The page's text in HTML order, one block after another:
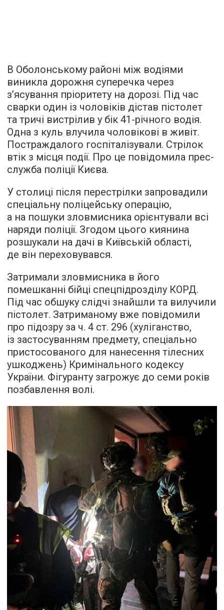
В Оболонському районі між водіями
виникла дорожня суперечка через
з’ясування пріоритету на дорозі. Під час
сварки один із чоловіків дістав пістолет
та тричі вистрілив у бік 41-річного водія.
Одна з куль влучила чоловікові в живіт.
Постраждалого госпіталізували. Стрілок
втік з місця події. Про це повідомила прес-
служба поліції Києва.
У столиці після перестрілки запровадили
спеціальну поліцейську операцію,
а на пошуки зловмисника орієнтували всі
наряди поліції. Згодом цього киянина
розшукали на дачі в Київській області,
де він переховувався.
Затримали зловмисника в його
помешканні бійці спецпідрозділу КОРД.
Під час обшуку слідчі знайшли та вилучили
пістолет. Затриманому вже повідомили
про підозру за ч. 4 ст. 296 (хуліганство,
із застосуванням предмету, спеціально
пристосованого для нанесення тілесних
ушкоджень) Кримінального кодексу
України. Фігуранту загрожує до семи років
позбавлення волі.